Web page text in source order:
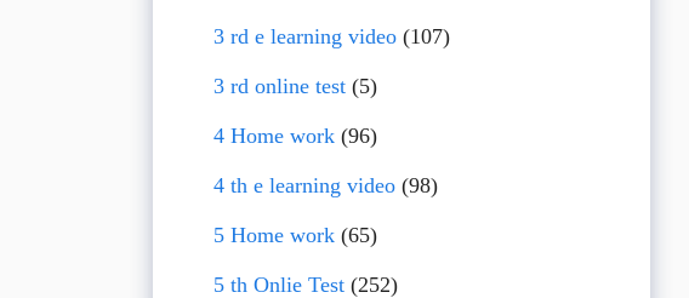
3 rd e learning video(107)
3 rd online test(5)
4 Home work(96)
4 th e learning video(98)
5 Home work(65)
5 th Onlie Test(252)